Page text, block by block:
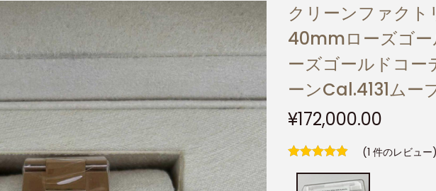
クリーンファク
40mmローズゴ
ーズゴールドコ
ーンCal.4131ムー
¥172,000.00
(1 件のレビュー)